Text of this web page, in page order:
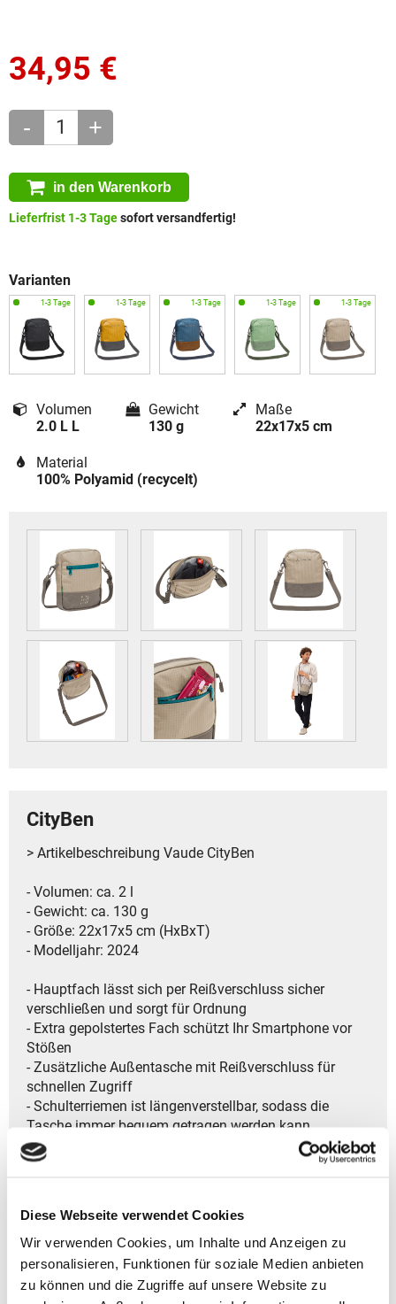
Diese Webseite verwendet Cookies
Wir verwenden Cookies, um Inhalte und Anzeigen zu
personalisieren, Funktionen für soziale Medien anbieten
zu können und die Zugriffe auf unsere Website zu
34,95 €
- +
in den Warenkorb
Lieferfrist 1-3 Tagesofort versandfertig!
Varianten
Volumen
2.0 L L
Gewicht
130 g
Maße
22x17x5 cm
Material
100% Polyamid (recycelt)
CityBen
> Artikelbeschreibung Vaude CityBen
- Volumen: ca. 2 l
- Gewicht: ca. 130 g
- Größe: 22x17x5 cm (HxBxT)
- Modelljahr: 2024
- Hauptfach lässt sich per Reißverschluss sicher
verschließen und sorgt für Ordnung
- Extra gepolstertes Fach schützt Ihr Smartphone vor
Stößen
- Zusätzliche Außentasche mit Reißverschluss für
schnellen Zugriff
- Schulterriemen ist längenverstellbar, sodass die
Tasche immer bequem getragen werden kann
- Praktische Details wie ein Schlüssel- und ein
Stifthalter machen die Tasche besonders funktional
- CityBen Schultertasche ist Unisex und eignet sich für
alle
- Ideal für den Lifestyle-Alltag und Reisen